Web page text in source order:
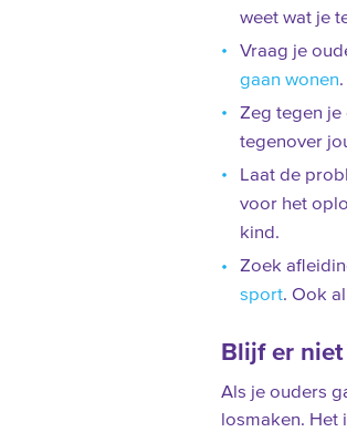
weet wat je
Vraag je
gaan wonen
Zeg tegen je
tegenover
Laat de
voor het
kind.
Zoek
sport. Ook
Blijf er
Als je ouders
losmaken.